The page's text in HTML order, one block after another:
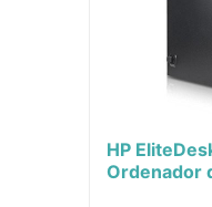
HP
Ordenador